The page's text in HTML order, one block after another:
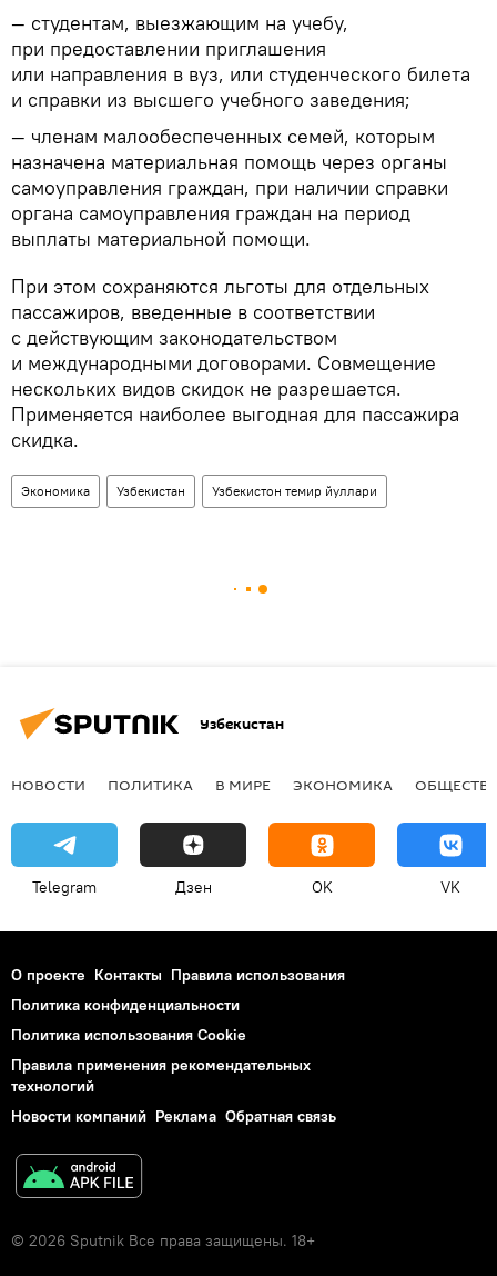
— студентам, выезжающим на учебу,
при предоставлении приглашения
или направления в вуз, или студенческого билета
и справки из высшего учебного заведения;
— членам малообеспеченных семей, которым
назначена материальная помощь через органы
самоуправления граждан, при наличии справки
органа самоуправления граждан на период
выплаты материальной помощи.
При этом сохраняются льготы для отдельных
пассажиров, введенные в соответствии
с действующим законодательством
и международными договорами. Совмещение
нескольких видов скидок не разрешается.
Применяется наиболее выгодная для пассажира
скидка.
Экономика Узбекистан Узбекистон темир йуллари
Узбекистан
НОВОСТИ ПОЛИТИКА В МИРЕ ЭКОНОМИКА
Telegram Дзен OK VK
О проекте Контакты Правила использования
Политика конфиденциальности
Политика использования Cookie
Правила применения рекомендательных
технологий
Новости компаний Реклама Обратная связь
© 2026 Sputnik Все права защищены. 18+